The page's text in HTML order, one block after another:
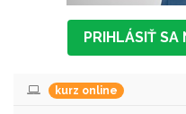
PRIHLÁSIŤ SA
kurz online